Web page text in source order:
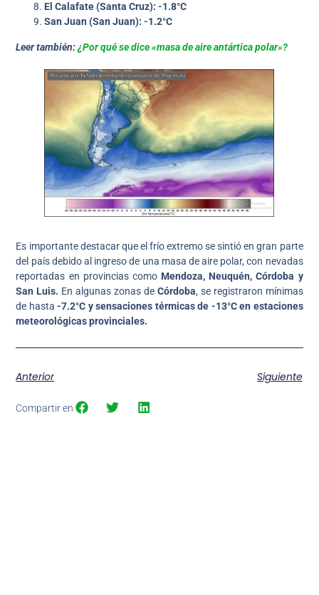
El Calafate (Santa Cruz): -1.8°C
San Juan (San Juan): -1.2°C
Leer también:¿Por qué se dice «masa de aire antártica polar»?
Es importante destacar que el frío extremo se sintió en gran parte
del país debido al ingreso de una masa de aire polar, con nevadas
reportadas en provincias comoMendoza, Neuquén, Córdoba y
San Luis. En algunas zonas de Córdoba, se registraron mínimas
de hasta-7.2°C y sensaciones térmicas de -13°C en estaciones
meteorológicas provinciales.
Anterior Siguiente
Compartir en